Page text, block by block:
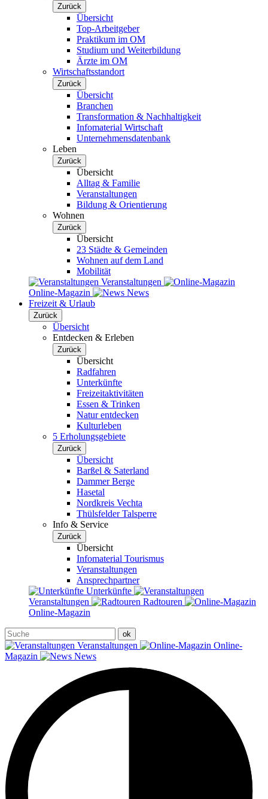
Zurück
Übersicht
Top-Arbeitgeber
Praktikum im OM
Studium und Weiterbildung
Ärzte im OM
Wirtschaftsstandort
Zurück
Übersicht
Branchen
Transformation & Nachhaltigkeit
Infomaterial Wirtschaft
Unternehmensdatenbank
Leben
Zurück
Übersicht
Alltag & Familie
Veranstaltungen
Bildung & Orientierung
Wohnen
Zurück
Übersicht
23 Städte & Gemeinden
Wohnen auf dem Land
Mobilität
Veranstaltungen
Online-Magazin
News
Freizeit & Urlaub
Zurück
Übersicht
Entdecken & Erleben
Zurück
Übersicht
Radfahren
Unterkünfte
Freizeitaktivitäten
Essen & Trinken
Natur entdecken
Kulturleben
5 Erholungsgebiete
Zurück
Übersicht
Barßel & Saterland
Dammer Berge
Hasetal
Nordkreis Vechta
Thülsfelder Talsperre
Info & Service
Zurück
Übersicht
Infomaterial Tourismus
Veranstaltungen
Ansprechpartner
Unterkünfte
Veranstaltungen
Radtouren
Online-Magazin
Veranstaltungen
Online-
Magazin
News